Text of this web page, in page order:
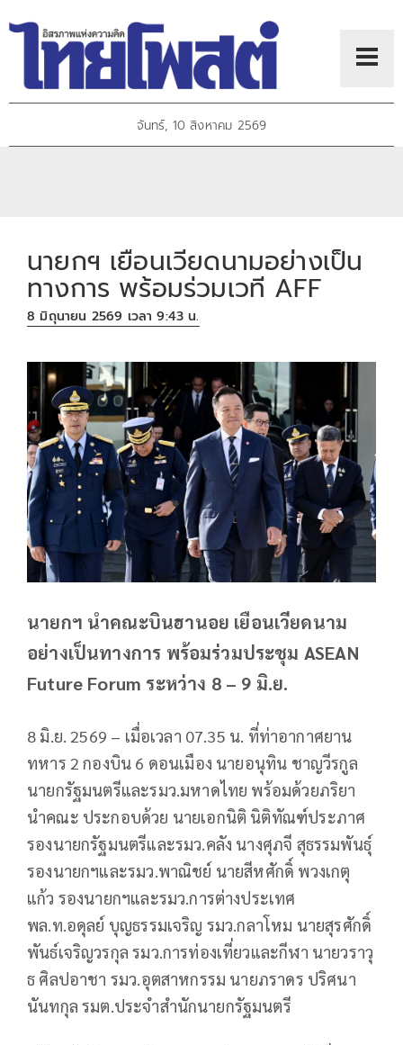
จันทร์, 10 สิงหาคม 2569
นายกฯ เยือนเวียดนามอย่างเป็น
ทางการ พร้อมร่วมเวที AFF
8 มิถุนายน 2569 เวลา 9:43 น.
นายกฯ นำคณะบินฮานอย เยือนเวียดนาม
อย่างเป็นทางการ พร้อมร่วมประชุม ASEAN
Future Forum ระหว่าง 8 – 9 มิ.ย.
8 มิ.ย. 2569 – เมื่อเวลา 07.35 น. ที่ท่าอากาศยาน
ทหาร 2 กองบิน 6 ดอนเมือง นายอนุทิน ชาญวีรกูล
นายกรัฐมนตรีและรมว.มหาดไทย พร้อมด้วยภริยา
นำคณะ ประกอบด้วย นายเอก​นิติ​ นิติ​ทัณฑ์​ประภาศ​
รองนายกรัฐมนตรีและรมว.คลัง นางศุ​ภ​จี​ สุ​ธรรม​พันธุ์​
รองนายกฯและรมว.พาณิชย์ นาย​สีหศักดิ์​ พวง​เกตุ​
แก้ว รองนายกฯและรมว.การต่างประเทศ
พล.ท.อดุลย์​ บุญธรรม​เจริญ ​รมว.กลาโหม​ นายสุรศักดิ์​
พันธ์​เจริญ​วร​กุล ​รมว.การท่องเที่ยวและกีฬา นายวราวุ
ธ​ ศิลปอาชา​ รมว.อุตสาหกรรม​ นายภราดร​ ปริศนา​
นันท​กุล ​รมต.​ประจำ​สำนักนายกรัฐมนตรี​